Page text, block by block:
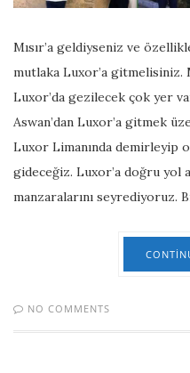
Mısır’a geldiyseniz ve
mutlaka Luxor’a gitmelisiniz.
Luxor’da gezilecek çok yer
Aswan’dan Luxor’a gitmek
Luxor Limanında demirleyip
gideceğiz. Luxor’a doğru yol
manzaralarını seyrediyoruz.
NO COMMENTS